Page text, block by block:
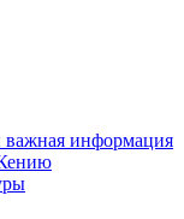
важная информация